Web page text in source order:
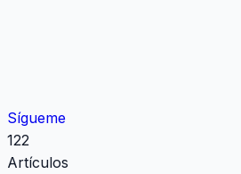
Sígueme
122
Artículos